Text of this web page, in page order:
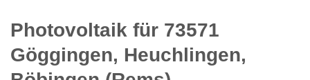
Photovoltaik für 73571
Göggingen, Heuchlingen,